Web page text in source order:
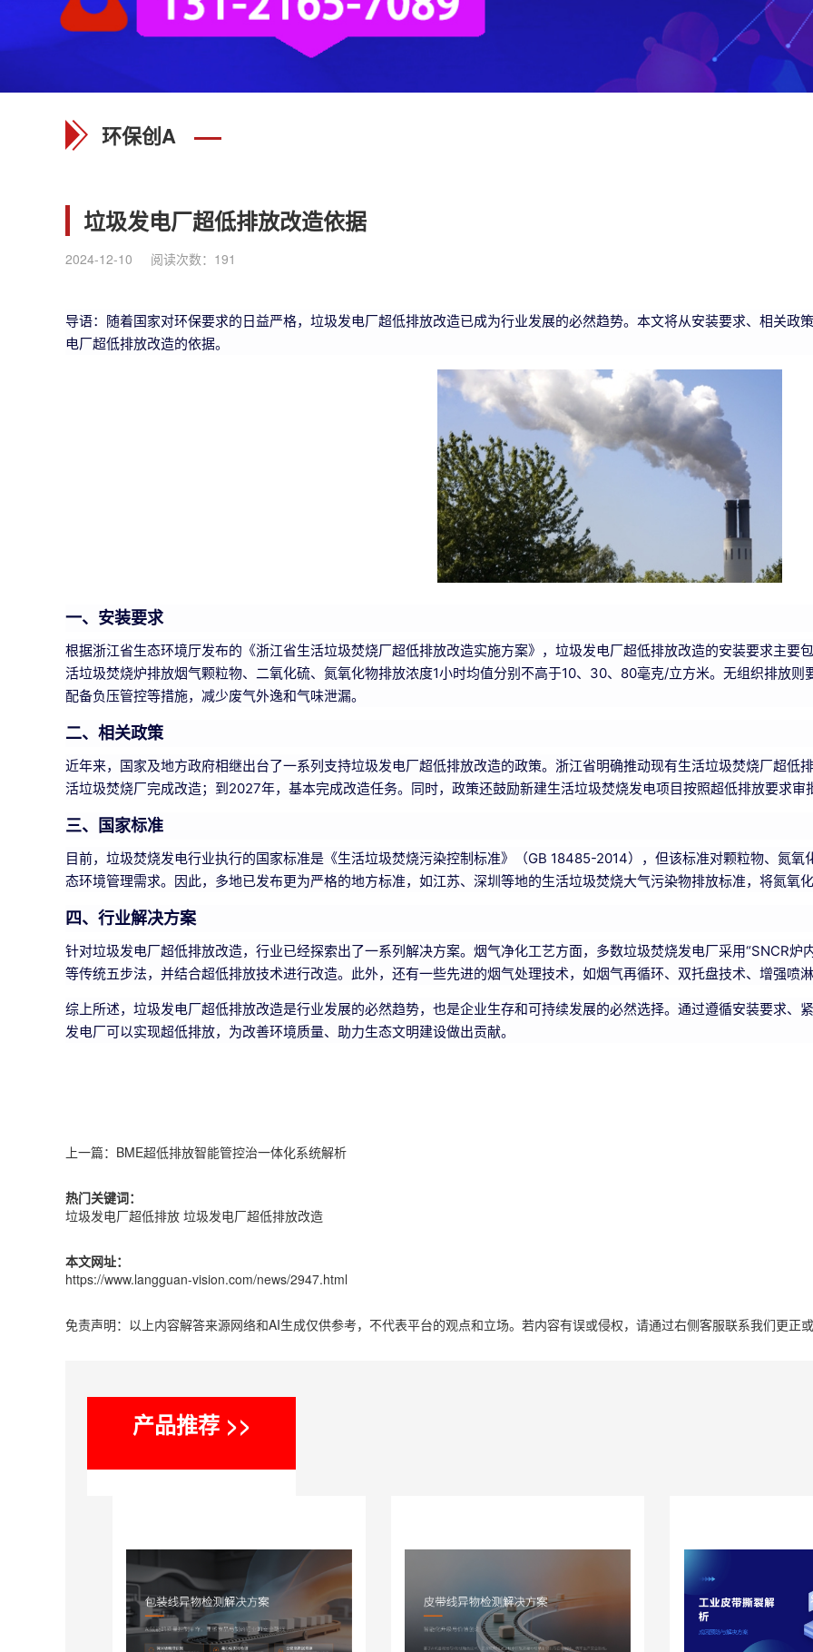
环保创A
垃圾发电厂超低排放改造依据
2024-12-10 阅读次数： 191
导语：随着国家对环保要求的日益严格，垃圾发电厂超低排放改造已成为行业发展的必然趋势。本文将从安装要求、相关政
电厂超低排放改造的依据。
一、安装要求
根据浙江省生态环境厅发布的《浙江省生活垃圾焚烧厂超低排放改造实施方案》，垃圾发电厂超低排放改造的安装要求主要
活垃圾焚烧炉排放烟气颗粒物、二氧化硫、氮氧化物排放浓度1小时均值分别不高于10、30、80毫克/立方米。无组织排放
配备负压管控等措施，减少废气外逸和气味泄漏。
二、相关政策
近年来，国家及地方政府相继出台了一系列支持垃圾发电厂超低排放改造的政策。浙江省明确推动现有生活垃圾焚烧厂超
活垃圾焚烧厂完成改造；到2027年，基本完成改造任务。同时，政策还鼓励新建生活垃圾焚烧发电项目按照超低排放要求审
三、国家标准
目前，垃圾焚烧发电行业执行的国家标准是《生活垃圾焚烧污染控制标准》（GB 18485-2014），但该标准对颗粒物、氮
态环境管理需求。因此，多地已发布更为严格的地方标准，如江苏、深圳等地的生活垃圾焚烧大气污染物排放标准，将氮氧
四、行业解决方案
针对垃圾发电厂超低排放改造，行业已经探索出了一系列解决方案。烟气净化工艺方面，多数垃圾焚烧发电厂采用“SNCR
等传统五步法，并结合超低排放技术进行改造。此外，还有一些先进的烟气处理技术，如烟气再循环、双托盘技术、增强喷
综上所述，垃圾发电厂超低排放改造是行业发展的必然趋势，也是企业生存和可持续发展的必然选择。通过遵循安装要求、
发电厂可以实现超低排放，为改善环境质量、助力生态文明建设做出贡献。
上一篇： BME超低排放智能管控治一体化系统解析
热门关键词：
垃圾发电厂超低排放 垃圾发电厂超低排放改造
本文网址：
https://www.langguan-vision.com/news/2947.html
免责声明：以上内容解答来源网络和AI生成仅供参考，不代表平台的观点和立场。若内容有误或侵权，请通过右侧客服联系我们更正
产品推荐 >>